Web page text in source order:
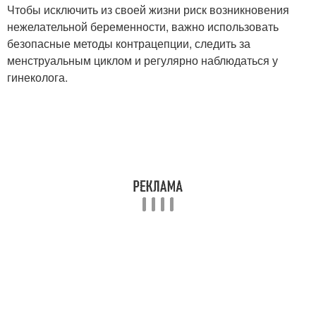
Чтобы исключить из своей жизни риск возникновения
нежелательной беременности, важно использовать
безопасные методы контрацепции, следить за
менструальным циклом и регулярно наблюдаться у
гинеколога.